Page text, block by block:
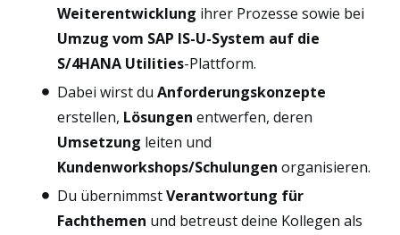
Weiterentwicklung ihrer Prozesse sowie bei
Umzug vom SAP IS-U-System auf die
S/4HANA Utilities-Plattform.
Dabei wirst du Anforderungskonzepte
erstellen, Lösungen entwerfen, deren
Umsetzung leiten und
Kundenworkshops/Schulungen organisieren.
Du übernimmstVerantwortung für
Fachthemen und betreust deine Kollegen als